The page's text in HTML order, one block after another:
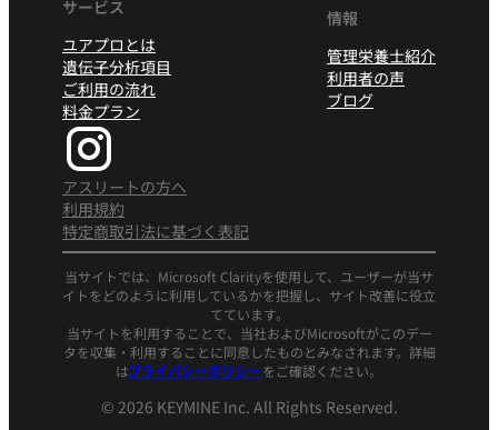
サービス
ユアプロとは
遺伝子分析項目
ご利用の流れ
料金プラン
情報
管理栄養士紹介
利用者の声
ブログ
アスリートの方へ
利用規約
特定商取引法に基づく表記
当サイトでは、Microsoft Clarityを使用して、ユーザーが当サ
イトをどのように利用しているかを把握し、サイト改善に役立
てています。
当サイトを利用することで、当社およびMicrosoftがこのデー
タを収集・利用することに同意したものとみなされます。詳細
はプライバシーポリシーをご確認ください。
© 2026 KEYMINE Inc. All Rights Reserved.